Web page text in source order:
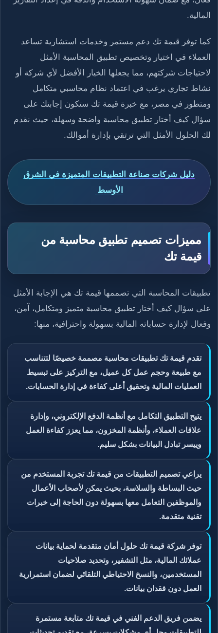
المالية.
كما توفر قيمة تك دعم مستمر وخدمات استشارية تساعد
العملاء في اختيار وتخصيص تطبيق المحاسبة الأمثل
لاحتياجات شركتهم، مما يجعلها الخيار الأفضل لأي شركة أو
نشاط تجاري يرغب في اعتماد نظام محاسبي متكامل
ومتطور في مصر، مع خبرة قيمة تك ستكون إجابتك على
سؤال كيف أختار تطبيق محاسبة واضحة وسهلة، حيث نقدم
لك الحلول الأمثل التي ترتقي بإدارة أموالك.
دليل شركات صناعة التطبيقات المتميزة في الشرق
الأوسط
مميزات تصميم تطبيق محاسبة من
قيمة تك
تطبيقات المحاسبة التي تصممها قيمة تك هي الإجابة الأمثل
على سؤال كيف أختار تطبيق محاسبة متميز ومتكامل، آمن،
وفعال لإدارة حساباته المالية بسهولة واحترافية، منها:
تقدم قيمة تك تطبيقات محاسبة مصممة خصيصًا لتتناسب
مع طبيعة وحجم عمل كل عميل، مع التركيز على تبسيط
العمليات المالية وتحقيق أعلى كفاءة في إدارة الحسابات.
يتيح التطبيق التكامل مع أنظمة الدفع الإلكتروني، وإدارة
علاقات العملاء، وأنظمة المخزون، مما يعزز كفاءة العمل
وييسر تبادل البيانات بشكل سليم.
يراعي تصميم التطبيقات من قيمة تك تجربة المستخدم من
حيث البساطة والسلاسة، بحيث يمكن لأصحاب الأعمال
والموظفين التعامل معها بسهولة دون الحاجة إلى خبرات
تقنية متقدمة.
توفر شركة قيمة تك حلول أمان متقدمة لحماية بيانات
عملائك المالية، مثل التشفير، وتحديد صلاحيات
المستخدمين، والنسخ الاحتياطي التلقائي لضمان استمرارية
العمل دون فقدان بيانات.
يضمن فريق الدعم الفني في قيمة تك متابعة مستمرة